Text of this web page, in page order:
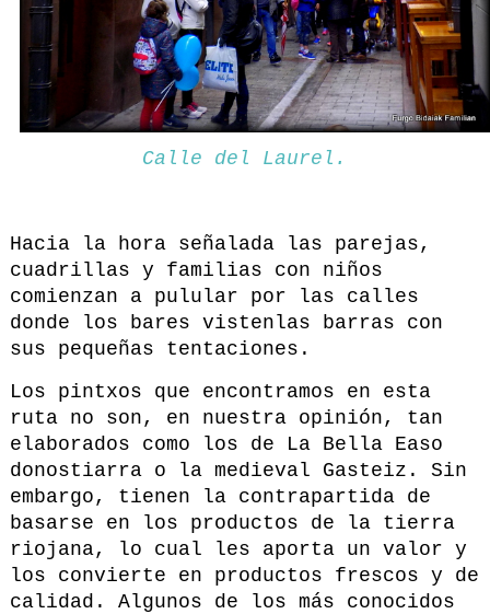
Calle del Laurel.
Hacia la hora señalada las parejas,
cuadrillas y familias con niños
comienzan a pulular por las calles
donde los bares vistenlas barras con
sus pequeñas tentaciones.
Los pintxos que encontramos en esta
ruta no son, en nuestra opinión, tan
elaborados como los de La Bella Easo
donostiarra o la medieval Gasteiz. Sin
embargo, tienen la contrapartida de
basarse en los productos de la tierra
riojana, lo cual les aporta un valor y
los convierte en productos frescos y de
calidad. Algunos de los más conocidos